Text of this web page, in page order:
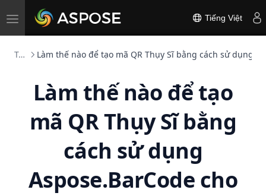
Toggle
navigation
Tiếng Việt
Tác giả Barcode 2D Làm thế nào để tạo mã QR Thụy Sĩ bằng cách sử dụng
Làm thế nào để tạo
mã QR Thụy Sĩ bằng
cách sử dụng
Aspose.BarCode cho